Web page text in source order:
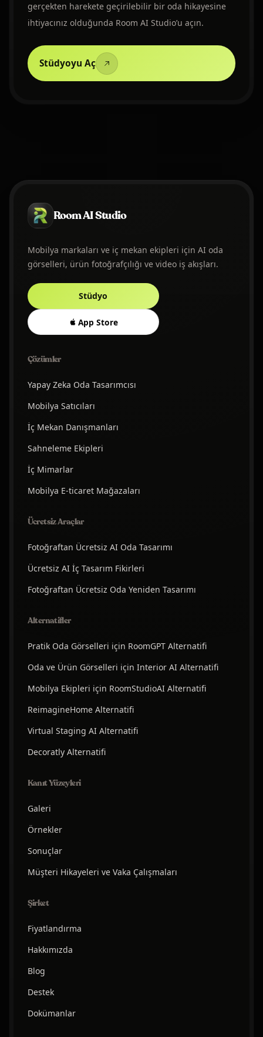
gerçekten harekete geçirilebilir bir oda hikayesine
ihtiyacınız olduğunda Room AI Studio’u açın.
Stüdyoyu Aç
Room AI Studio
Mobilya markaları ve iç mekan ekipleri için AI oda
görselleri, ürün fotoğrafçılığı ve video iş akışları.
Stüdyo
App Store
Çözümler
Yapay Zeka Oda Tasarımcısı
Mobilya Satıcıları
İç Mekan Danışmanları
Sahneleme Ekipleri
İç Mimarlar
Mobilya E-ticaret Mağazaları
Ücretsiz Araçlar
Fotoğraftan Ücretsiz AI Oda Tasarımı
Ücretsiz AI İç Tasarım Fikirleri
Fotoğraftan Ücretsiz Oda Yeniden Tasarımı
Alternatifler
Pratik Oda Görselleri için RoomGPT Alternatifi
Oda ve Ürün Görselleri için Interior AI Alternatifi
Mobilya Ekipleri için RoomStudioAI Alternatifi
ReimagineHome Alternatifi
Virtual Staging AI Alternatifi
Decoratly Alternatifi
Kanıt Yüzeyleri
Galeri
Örnekler
Sonuçlar
Müşteri Hikayeleri ve Vaka Çalışmaları
Şirket
Fiyatlandırma
Hakkımızda
Blog
Destek
Dokümanlar